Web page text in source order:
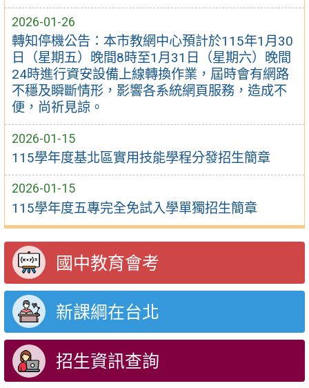
2026-01-26
轉知停機公告：本市教網中心預計於115年1月30
日（星期五）晚間8時至1月31日（星期六）晚間
24時進行資安設備上線轉換作業，屆時會有網路
不穩及瞬斷情形，影響各系統網頁服務，造成不
便，尚祈見諒。
2026-01-15
115學年度基北區實用技能學程分發招生簡章
2026-01-15
115學年度五專完全免試入學單獨招生簡章
國中教育會考
新課綱在台北
招生資訊查詢